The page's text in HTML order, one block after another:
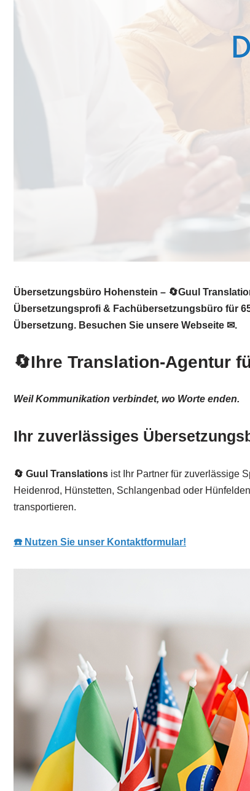
Übersetzungsbüro Hohenstein – 🔄Guul
Übersetzungsprofi & Fachübersetzungsbüro für
Übersetzung. Besuchen Sie unsere Webseite ✉.
🔄Ihre Translation-Agentur
Weil Kommunikation verbindet, wo Worte enden.
Ihr zuverlässiges
🔄 Guul Translations ist Ihr Partner für zuverlässige
Heidenrod, Hünstetten, Schlangenbad oder
transportieren.
☎️ Nutzen Sie unser Kontaktformular!